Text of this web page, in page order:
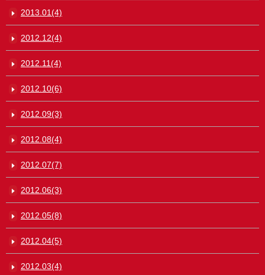
2013.01(4)
2012.12(4)
2012.11(4)
2012.10(6)
2012.09(3)
2012.08(4)
2012.07(7)
2012.06(3)
2012.05(8)
2012.04(5)
2012.03(4)